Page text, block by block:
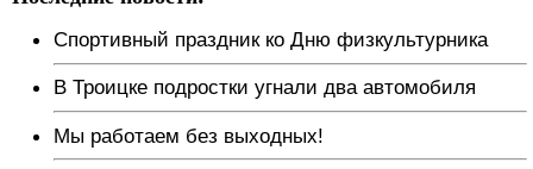
Спортивный праздник ко Дню физкультурника
В Троицке подростки угнали два автомобиля
Мы работаем без выходных!